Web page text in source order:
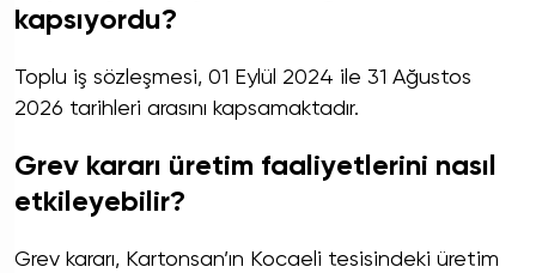
kapsıyordu?
Toplu iş sözleşmesi, 01 Eylül 2024 ile 31 Ağustos
2026 tarihleri arasını kapsamaktadır.
Grev kararı üretim faaliyetlerini nasıl
etkileyebilir?
Grev kararı, Kartonsan’ın Kocaeli tesisindeki üretim